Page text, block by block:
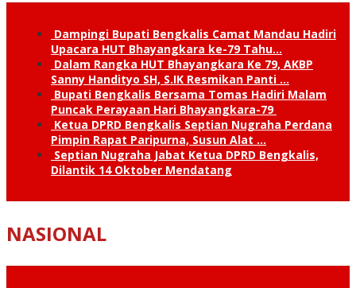
Dampingi Bupati Bengkalis Camat Mandau Hadiri
Upacara HUT Bhayangkara ke-79 Tahu…
Dalam Rangka HUT Bhayangkara Ke 79, AKBP
Sanny Handityo SH, S.IK Resmikan Panti …
Bupati Bengkalis Bersama Tomas Hadiri Malam
Puncak Perayaan Hari Bhayangkara-79
Ketua DPRD Bengkalis Septian Nugraha Perdana
Pimpin Rapat Paripurna, Susun Alat …
Septian Nugraha Jabat Ketua DPRD Bengkalis,
Dilantik 14 Oktober Mendatang
NASIONAL